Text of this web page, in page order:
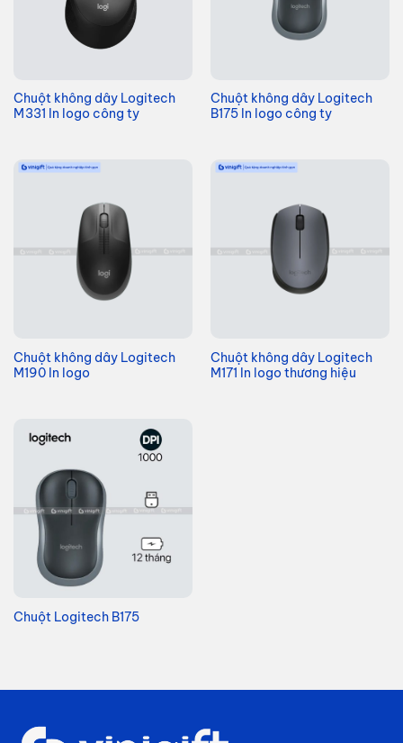
Chuột không dây Logitech
M331 In logo công ty
Chuột không dây Logitech
B175 In logo công ty
Chuột không dây Logitech
M190 In logo
Chuột không dây Logitech
M171 In logo thương hiệu
Chuột Logitech B175